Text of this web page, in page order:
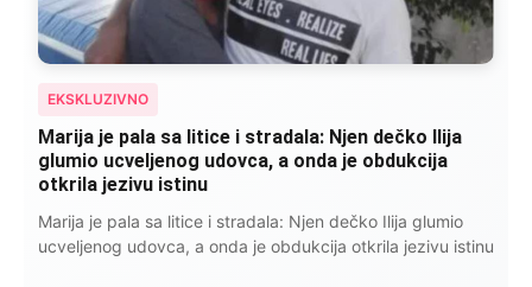
EKSKLUZIVNO
Kad se Marin suprug razbolio ona ga kupala,
pelene mu mijenjala: Jedno jutro je poslao po
čokoladu..
Kad se Marin suprug razbolio ona ga kupala, pelene mu
mijenjala: Jedno jutro je poslao po čokoladu..